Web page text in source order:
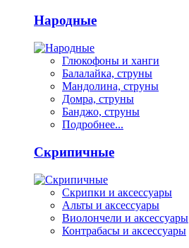
Народные
Глюкофоны и ханги
Балалайка, струны
Мандолина, струны
Домра, струны
Банджо, струны
Подробнее...
Скрипичные
Скрипки и аксессуары
Альты и аксессуары
Виолончели и аксессуары
Контрабасы и аксессуары